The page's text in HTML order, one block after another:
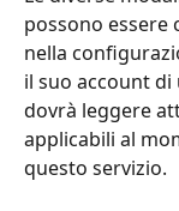
possono essere
nella
il suo account di
dovrà leggere
applicabili al
questo servizio.